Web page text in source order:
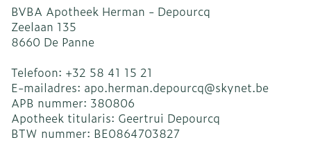
BVBA Apotheek Herman - Depourcq
Zeelaan 135
8660 De Panne
Telefoon: +32 58 41 15 21
E-mailadres: apo.herman.depourcq@skynet.be
APB nummer: 380806
Apotheek titularis: Geertrui Depourcq
BTW nummer: BE0864703827